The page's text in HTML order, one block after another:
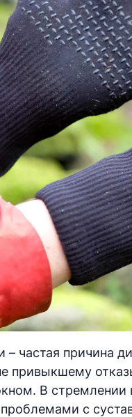
частая причина
привыкшему
В
с